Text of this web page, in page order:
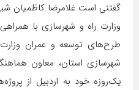
گفتنی است غلامرضا کاظمیان
وزارت راه و شهرسازی با
طرح‌های توسعه و عمران
شهرسازی استان، معاون
یک‌روزه خود به اردبیل از